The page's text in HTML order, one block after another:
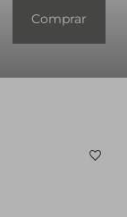
Comprar